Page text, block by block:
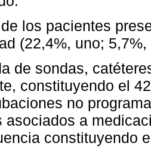
los pacientes
(22,4%, uno;
de sondas,
constituyendo el
no
asociados a
constituyendo